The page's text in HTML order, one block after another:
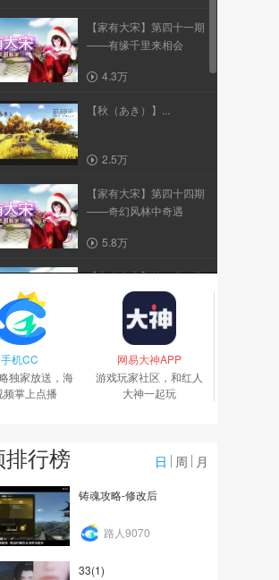
【家有大宋】第四十一期
——有缘千里来相会
4.3万
【秋（あき）】...
2.5万
【家有大宋】第四十四期
——奇幻风林中奇遇
5.8万
【家有大宋】第四十二期
——山庄式门头教学
5.0万
【家有大宋】第四十五期
——主楼结合浮空岛壮...
——欧式城头做法教学
3.2万
鸿音职业视频
50.4万
手机CC
独家放送，海
频掌上点播
网易大神APP
游戏玩家社区，和红人
大神一起玩
行榜 日 周 月
铸魂攻略-修改后
路人9070
33(1)